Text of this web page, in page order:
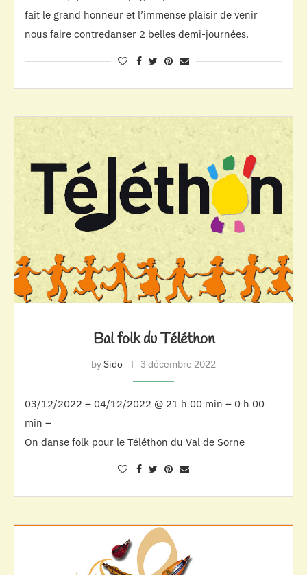
fait le grand honneur et l’immense plaisir de venir
nous faire contredanser 2 belles demi-journées.
Bal folk du Téléthon
bySido 3 décembre 2022
03/12/2022 – 04/12/2022 @ 21 h 00 min – 0 h 00
min –
On danse folk pour le Téléthon du Val de Sorne